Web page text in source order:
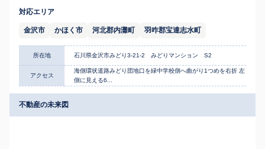
対応エリア
金沢市 かほく市 河北郡内灘町 羽咋郡宝達志水町
所在地 石川県金沢市みどり3-21-2 みどりマンション S2
アクセス
海側環状道路みどり団地口を緑中学校側へ曲がり1つめを右折 左
側に見える6...
不動産の未来図